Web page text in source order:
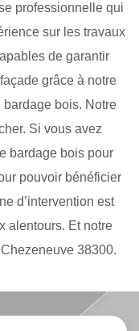
professionnelle qui
sur les travaux
de garantir
grâce à notre
bois. Notre
Si vous avez
bardage bois pour
pouvoir bénéficier
d’intervention est
alentours. Et notre
38300.